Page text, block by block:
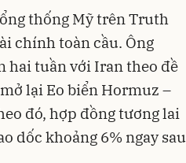
thống Mỹ trên Truth
chính toàn cầu. Ông
hai tuần với Iran theo đề
lại Eo biển Hormuz –
đó, hợp đồng tương lai
dốc khoảng 6% ngay sau